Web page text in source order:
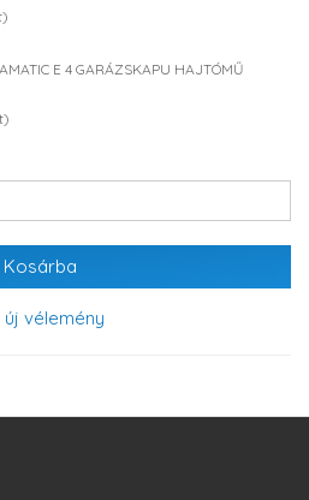
E 4 GARÁZSKAPU HAJTÓMŰ
Kosárba
új vélemény